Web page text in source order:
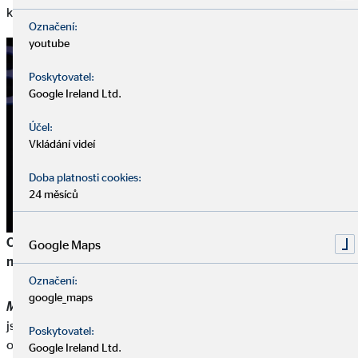
klienti v klidu.
OVB opakovaně roste dvouciferně. Jakou pozici dnes máme
na finančně poradenském trhu?
M. Řezník: Měřeno tržními podíly v oborové asociaci ČASF
jsme klíčovým hráčem na trhu ve všech produktových
oblastech. A v počtu nových klientů jsme dokonce jednička.
Miroslav Řezník, generální ředitel a předseda představenstva
Označení:
youtube
Poskytovatel:
Google Ireland Ltd.
Účel:
Vkládání videí
Doba platnosti cookies:
24 měsíců
Google Maps
Označení:
google_maps
Poskytovatel:
Google Ireland Ltd.